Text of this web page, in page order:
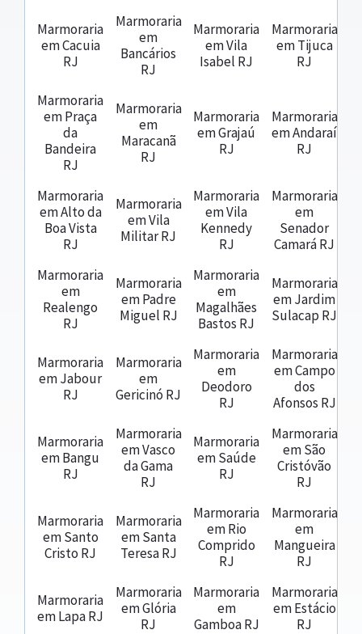
Marmoraria
em Cacuia
RJ
Marmoraria
em
Bancários
RJ
Marmoraria
em Vila
Isabel RJ
Marmoraria
em Tijuca
RJ
Marmoraria
em Praça
da
Bandeira
RJ
Marmoraria
em
Maracanã
RJ
Marmoraria
em Grajaú
RJ
Marmoraria
em Andaraí
RJ
Marmoraria
em Alto da
Boa Vista
RJ
Marmoraria
em Vila
Militar RJ
Marmoraria
em Vila
Kennedy
RJ
Marmoraria
em
Senador
Camará RJ
Marmoraria
em
Realengo
RJ
Marmoraria
em Padre
Miguel RJ
Marmoraria
em
Magalhães
Bastos RJ
Marmoraria
em Jardim
Sulacap RJ
Marmoraria
em Jabour
RJ
Marmoraria
em
Gericinó RJ
Marmoraria
em
Deodoro
RJ
Marmoraria
em Campo
dos
Afonsos RJ
Marmoraria
em Bangu
RJ
Marmoraria
em Vasco
da Gama
RJ
Marmoraria
em Saúde
RJ
Marmoraria
em São
Cristóvão
RJ
Marmoraria
em Santo
Cristo RJ
Marmoraria
em Santa
Teresa RJ
Marmoraria
em Rio
Comprido
RJ
Marmoraria
em
Mangueira
RJ
Marmoraria
em Lapa RJ
Marmoraria
em Glória
RJ
Marmoraria
em
Gamboa RJ
Marmoraria
em Estácio
RJ